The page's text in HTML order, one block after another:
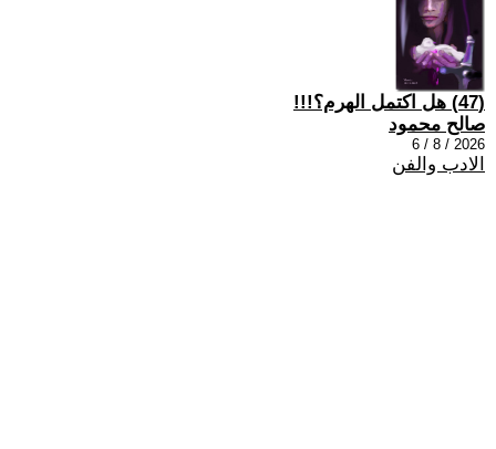
(47) هل اكتمل الهرم؟!!!
صالح محمود
2026 / 8 / 6
الادب والفن